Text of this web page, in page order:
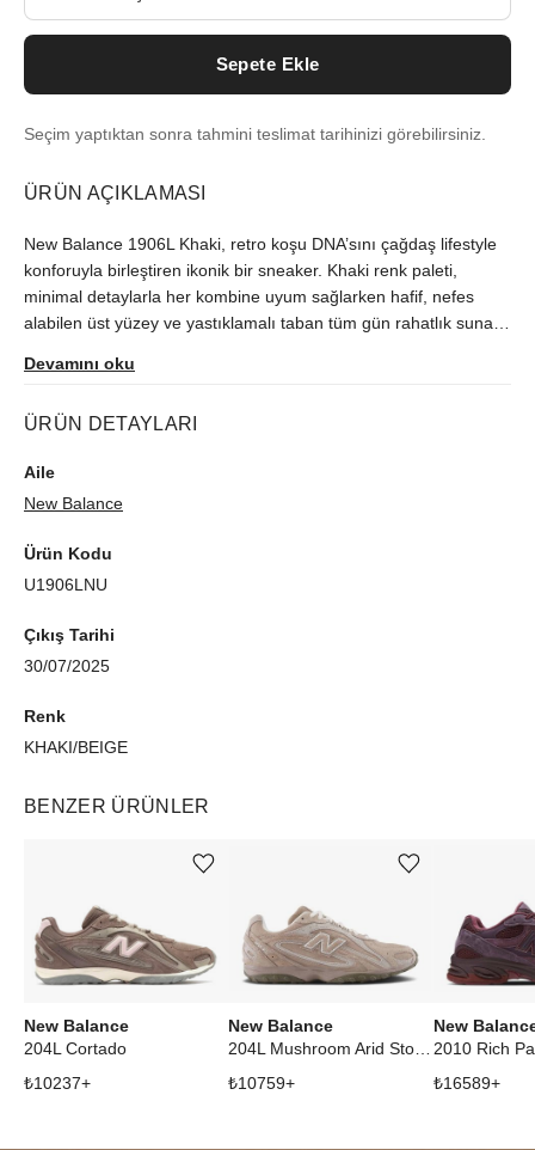
Sepete Ekle
Seçim yaptıktan sonra tahmini teslimat tarihinizi görebilirsiniz.
ÜRÜN AÇIKLAMASI
New Balance 1906L Khaki, retro koşu DNA’sını çağdaş lifestyle
konforuyla birleştiren ikonik bir sneaker. Khaki renk paleti,
minimal detaylarla her kombine uyum sağlarken hafif, nefes
alabilen üst yüzey ve yastıklamalı taban tüm gün rahatlık sunar.
yapı şehir temposuna ve hafta sonu stiline eşlik eder. New
seyahat için çok yönlü bir tercih arayanlar için şık, zamansız ve
Devamını oku
ÜRÜN DETAYLARI
Aile
New Balance
Ürün Kodu
U1906LNU
Çıkış Tarihi
30/07/2025
Renk
KHAKI/BEIGE
BENZER ÜRÜNLER
New Balance
204L Cortado
₺10237+
Ürünü istek listesine ekle veya listeden çıkar
New Balance
₺10759+
Ürünü istek listesine ekle veya listeden çıkar
New
₺16589+